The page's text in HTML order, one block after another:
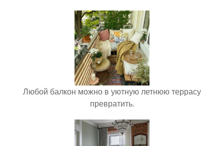
Любой балкон можно в уютную летнюю террасу
превратить.